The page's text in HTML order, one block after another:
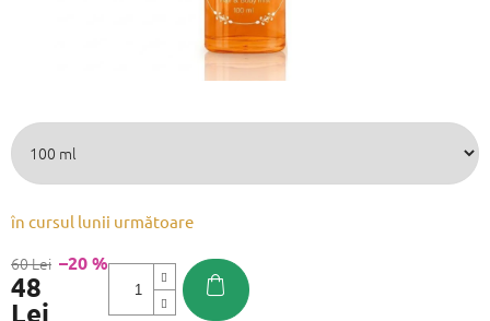
60 Lei –20 %
48
Lei
în cursul lunii următoare